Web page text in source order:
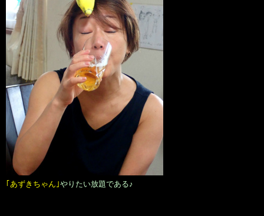
｢あずきちゃん｣やりたい放題である♪